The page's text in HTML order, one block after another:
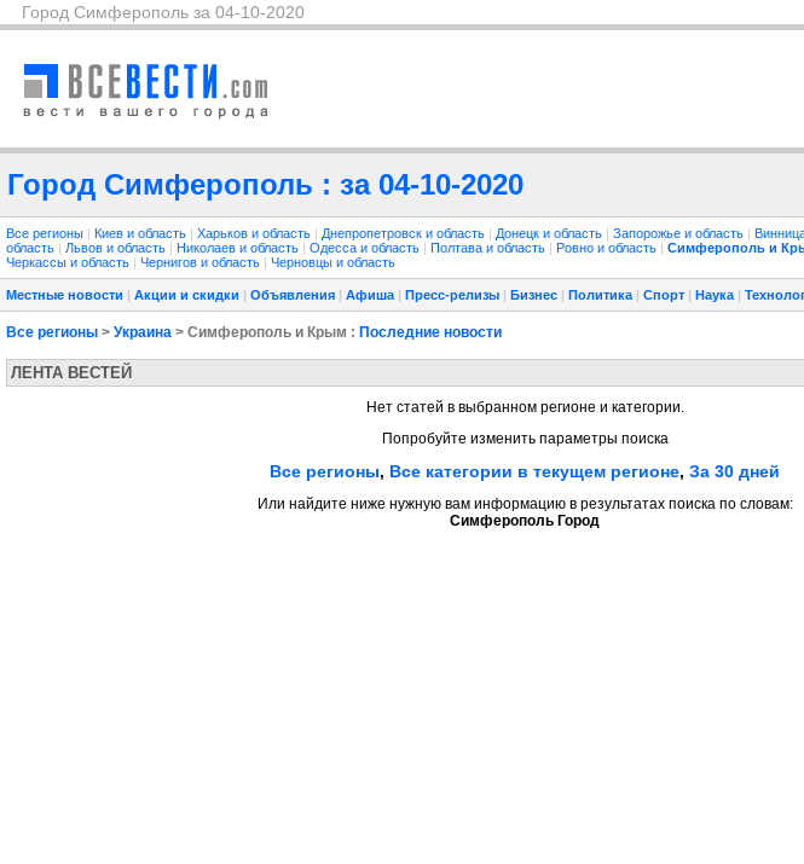
Город Симферополь за 04-10-2020
Город Симферополь : за 04-10-2020
Все регионы | Киев и область | Харьков и область | Днепропетровск и область | Донецк и область | Запорожье и область |
область | Львов и область | Николаев и область | Одесса и область | Полтава и область | Ровно и область | Симферополь и
Черкассы и область | Чернигов и область | Черновцы и область
Местные новости | Акции и скидки | Объявления | Афиша | Пресс-релизы | Бизнес | Политика | Спорт | Наука |
Все регионы > Украина > Симферополь и Крым : Последние новости
ЛЕНТА ВЕСТЕЙ
Нет статей в выбранном регионе и категории.
Попробуйте изменить параметры поиска
Все регионы, Все категории в текущем регионе, За 30 дней
Или найдите ниже нужную вам информацию в результатах поиска по словам:
Симферополь Город